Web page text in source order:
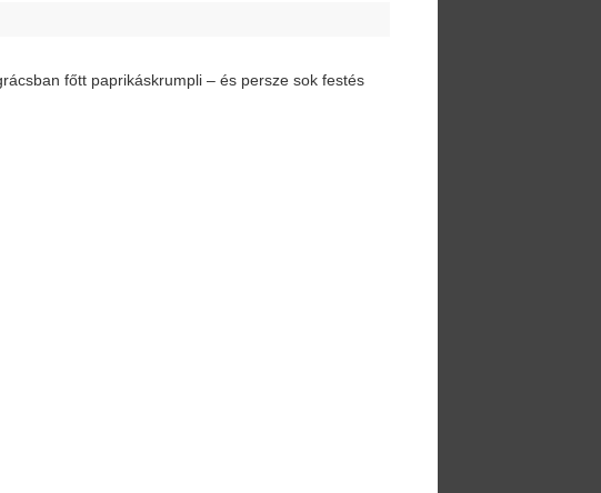
főtt paprikáskrumpli – és persze sok festés